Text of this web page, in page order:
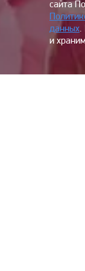
сайта
данных.
и